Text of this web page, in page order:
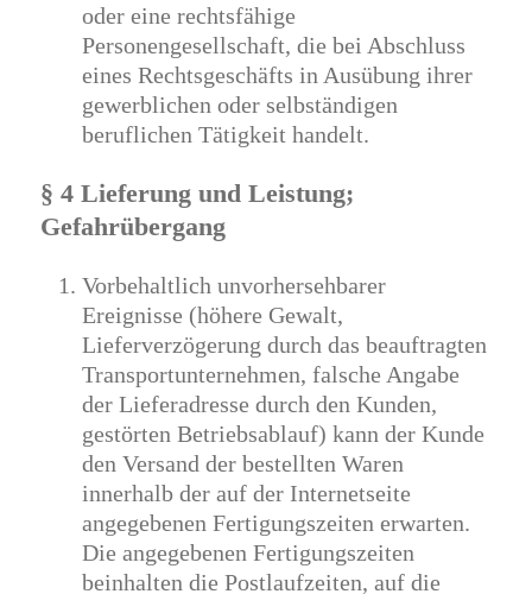
oder eine rechtsfähige
Personengesellschaft, die bei Abschluss
eines Rechtsgeschäfts in Ausübung ihrer
gewerblichen oder selbständigen
beruflichen Tätigkeit handelt.
§ 4 Lieferung und Leistung;
Gefahrübergang
Vorbehaltlich unvorhersehbarer
Ereignisse (höhere Gewalt,
Lieferverzögerung durch das beauftragten
Transportunternehmen, falsche Angabe
der Lieferadresse durch den Kunden,
gestörten Betriebsablauf) kann der Kunde
den Versand der bestellten Waren
innerhalb der auf der Internetseite
angegebenen Fertigungszeiten erwarten.
Die angegebenen Fertigungszeiten
beinhalten die Postlaufzeiten, auf die